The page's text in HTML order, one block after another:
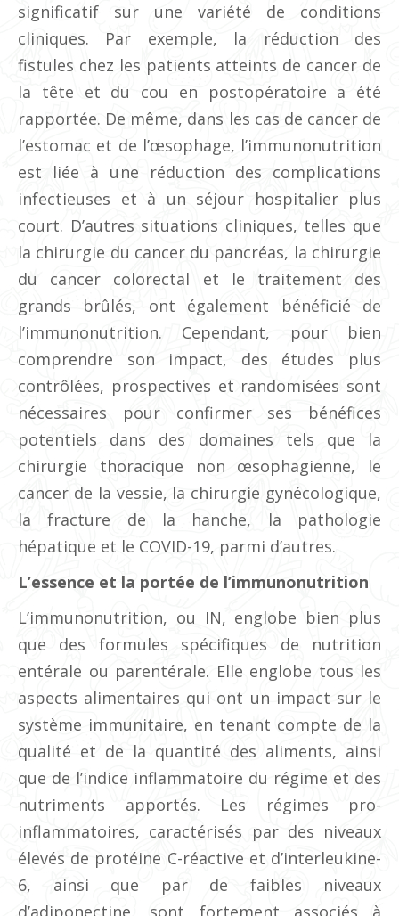
significatif sur une variété de conditions
cliniques. Par exemple, la réduction des
fistules chez les patients atteints de cancer de
la tête et du cou en postopératoire a été
rapportée. De même, dans les cas de cancer de
l’estomac et de l’œsophage, l’immunonutrition
est liée à une réduction des complications
infectieuses et à un séjour hospitalier plus
court. D’autres situations cliniques, telles que
la chirurgie du cancer du pancréas, la chirurgie
du cancer colorectal et le traitement des
grands brûlés, ont également bénéficié de
l’immunonutrition. Cependant, pour bien
comprendre son impact, des études plus
contrôlées, prospectives et randomisées sont
nécessaires pour confirmer ses bénéfices
potentiels dans des domaines tels que la
chirurgie thoracique non œsophagienne, le
cancer de la vessie, la chirurgie gynécologique,
la fracture de la hanche, la pathologie
hépatique et le COVID-19, parmi d’autres.
L’essence et la portée de l’immunonutrition
L’immunonutrition, ou IN, englobe bien plus
que des formules spécifiques de nutrition
entérale ou parentérale. Elle englobe tous les
aspects alimentaires qui ont un impact sur le
système immunitaire, en tenant compte de la
qualité et de la quantité des aliments, ainsi
que de l’indice inflammatoire du régime et des
nutriments apportés. Les régimes pro-
inflammatoires, caractérisés par des niveaux
élevés de protéine C-réactive et d’interleukine-
6, ainsi que par de faibles niveaux
d’adiponectine, sont fortement associés à